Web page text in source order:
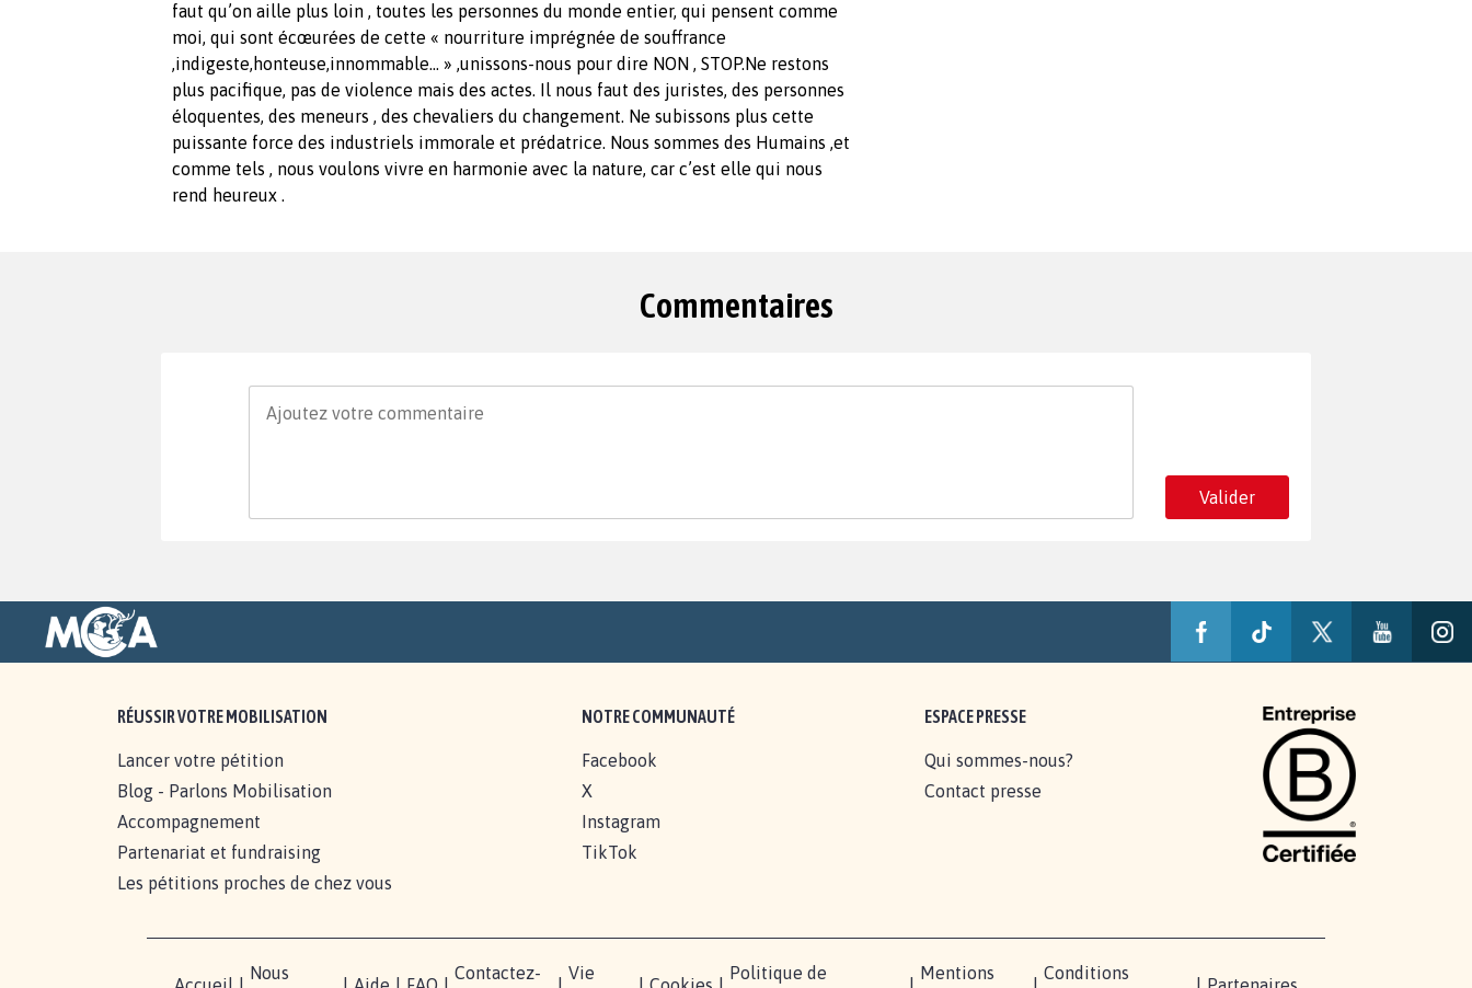
faut qu’on aille plus loin , toutes les personnes du monde entier, qui pensent comme
moi, qui sont écœurées de cette « nourriture imprégnée de souffrance
,indigeste,honteuse,innommable... » ,unissons-nous pour dire NON , STOP.Ne restons
plus pacifique, pas de violence mais des actes. Il nous faut des juristes, des personnes
éloquentes, des meneurs , des chevaliers du changement. Ne subissons plus cette
puissante force des industriels immorale et prédatrice. Nous sommes des Humains ,et
comme tels , nous voulons vivre en harmonie avec la nature, car c’est elle qui nous
rend heureux .
Commentaires
Valider
RÉUSSIR VOTRE MOBILISATION
Lancer votre pétition
Blog - Parlons Mobilisation
Accompagnement
Partenariat et fundraising
Les pétitions proches de chez vous
NOTRE COMMUNAUTÉ
Facebook
X
Instagram
TikTok
ESPACE PRESSE
Qui sommes-nous?
Contact presse
Nous
Contactez-
Vie
Politique de
Mentions
Conditions